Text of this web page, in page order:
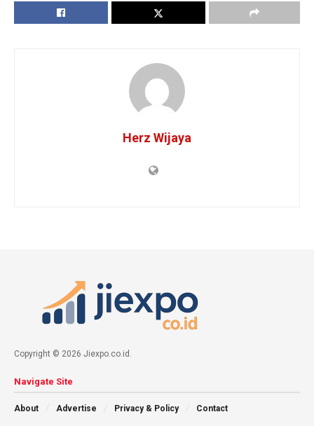
Herz Wijaya
Copyright © 2026 Jiexpo.co.id.
Navigate Site
About Advertise Privacy & Policy Contact